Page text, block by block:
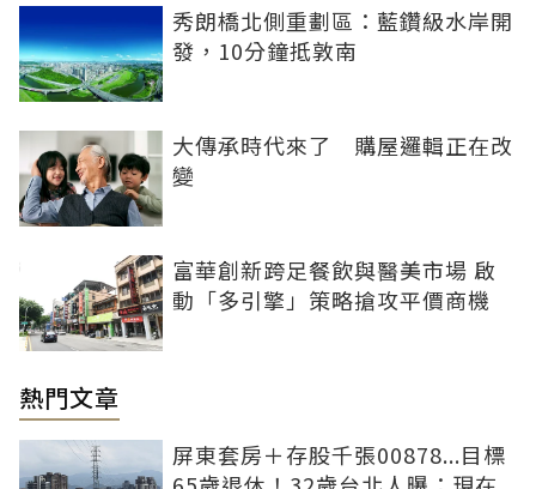
秀朗橋北側重劃區：藍鑽級水岸開
發，10分鐘抵敦南
大傳承時代來了 購屋邏輯正在改
變
富華創新跨足餐飲與醫美市場 啟
動「多引擎」策略搶攻平價商機
熱門文章
屏東套房＋存股千張00878...目標